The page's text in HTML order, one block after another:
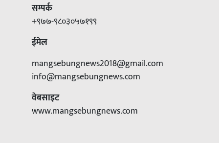
सम्पर्क
+९७७-९८०३०५७१९९
ईमेल
mangsebungnews2018@gmail.com
info@mangsebungnews.com
वेबसाइट
www.mangsebungnews.com